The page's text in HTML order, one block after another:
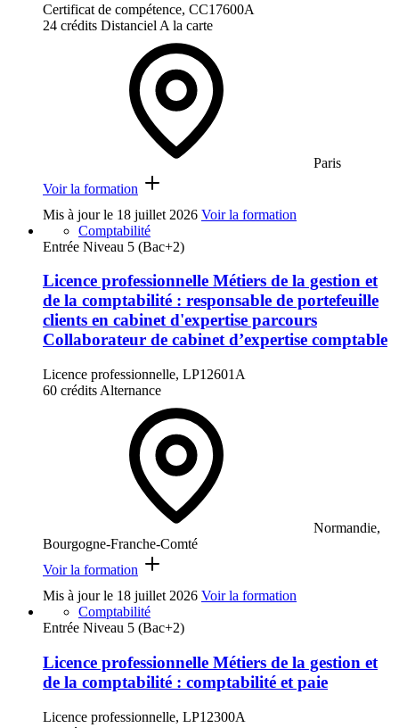
Certificat de compétence, CC17600A
24 crédits Distanciel A la carte
Paris
Voir la formation
Mis à jour le 18 juillet 2026 Voir la formation
Comptabilité
Entrée Niveau 5 (Bac+2)
Licence professionnelle Métiers de la gestion et
de la comptabilité : responsable de portefeuille
clients en cabinet d'expertise parcours
Collaborateur de cabinet d’expertise comptable
Licence professionnelle, LP12601A
60 crédits Alternance
Normandie,
Bourgogne-Franche-Comté
Voir la formation
Mis à jour le 18 juillet 2026 Voir la formation
Comptabilité
Entrée Niveau 5 (Bac+2)
Licence professionnelle Métiers de la gestion et
de la comptabilité : comptabilité et paie
Licence professionnelle, LP12300A